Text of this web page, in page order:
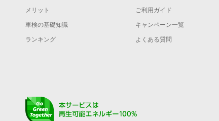
メリット ご利用ガイド
車検の基礎知識 キャンペーン一覧
ランキング よくある質問